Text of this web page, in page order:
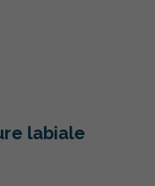
labiale